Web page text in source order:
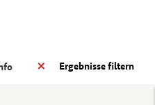
Ergebnisse filtern